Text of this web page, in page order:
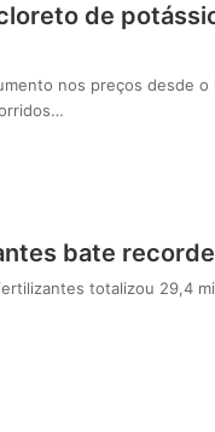
de
nos preços desde
bate
totalizou 29,4